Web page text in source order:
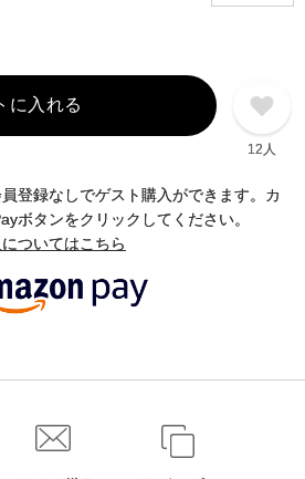
に入れる
12人
登録なしでゲスト購入ができます。カ
ボタンをクリックしてください。
ついてはこちら